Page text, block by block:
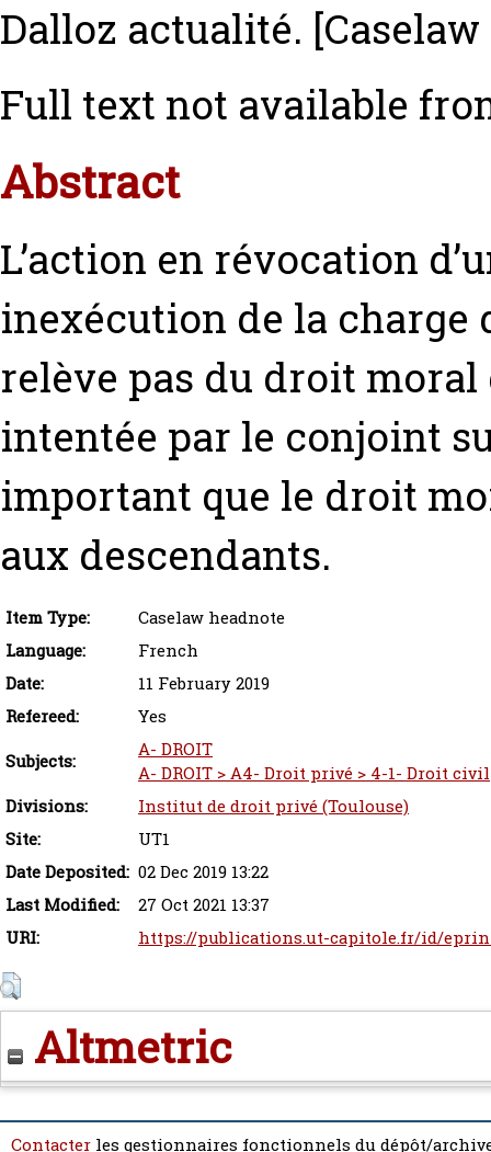
Dalloz actualité.
Full text not available
Abstract
L’action en révocation
inexécution de la charge
relève pas du droit moral
intentée par le conjoint
important que le droit
aux descendants.
Item Type:
Caselaw headnote
Language:
French
Date:
11 February 2019
Refereed:
Yes
Subjects:
A- DROIT
A- DROIT > A4- Droit privé > 4-1- Droit civil
Divisions:
Institut de droit privé (Toulouse)
Site:
UT1
Date Deposited: 02 Dec 2019 13:22
Last Modified:
27 Oct 2021 13:37
URI:
https://publications.ut-capitole.fr/id/
Altmetric
Contacter les gestionnaires fonctionnels du dépôt/